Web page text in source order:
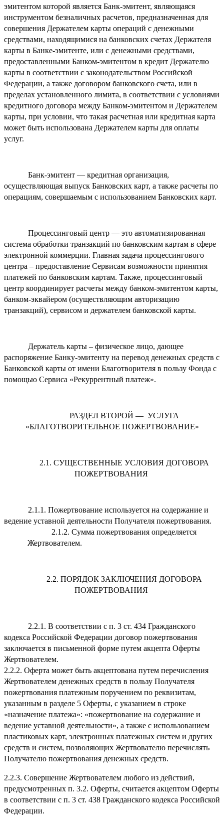
эмитентом которой является Банк-эмитент, являющаяся
инструментом безналичных расчетов, предназначенная для
совершения Держателем карты операций с денежными
средствами, находящимися на банковских счетах Держателя
карты в Банке-эмитенте, или с денежными средствами,
предоставленными Банком-эмитентом в кредит Держателю
карты в соответствии с законодательством Российской
Федерации, а также договором банковского счета, или в
пределах установленного лимита, в соответствии с условиями
кредитного договора между Банком-эмитентом и Держателем
карты, при условии, что такая расчетная или кредитная карта
может быть использована Держателем карты для оплаты
услуг.
Банк-эмитент — кредитная организация,
осуществляющая выпуск Банковских карт, а также расчеты по
операциям, совершаемым с использованием Банковских карт.
Процессинговый центр — это автоматизированная
система обработки транзакций по банковским картам в сфере
электронной коммерции. Главная задача процессингового
центра – предоставление Сервисам возможности принятия
платежей по банковским картам. Также, процессинговый
центр координирует расчеты между банком-эмитентом карты,
банком-эквайером (осуществляющим авторизацию
транзакций), сервисом и держателем банковской карты.
Держатель карты – физическое лицо, дающее
распоряжение Банку-эмитенту на перевод денежных средств с
Банковской карты от имени Благотворителя в пользу Фонда с
помощью Сервиса «Рекуррентный платеж».
РАЗДЕЛ ВТОРОЙ — УСЛУГА
«БЛАГОТВОРИТЕЛЬНОЕ ПОЖЕРТВОВАНИЕ»
2.1. СУЩЕСТВЕННЫЕ УСЛОВИЯ ДОГОВОРА
ПОЖЕРТВОВАНИЯ
2.1.1. Пожертвование используется на содержание и
ведение уставной деятельности Получателя пожертвования.
2.1.2. Сумма пожертвования определяется
Жертвователем.
2.2. ПОРЯДОК ЗАКЛЮЧЕНИЯ ДОГОВОРА
ПОЖЕРТВОВАНИЯ
2.2.1. В соответствии с п. 3 ст. 434 Гражданского
кодекса Российской Федерации договор пожертвования
заключается в письменной форме путем акцепта Оферты
Жертвователем.
2.2.2. Оферта может быть акцептована путем перечисления
Жертвователем денежных средств в пользу Получателя
пожертвования платежным поручением по реквизитам,
указанным в разделе 5 Оферты, с указанием в строке
«назначение платежа»: «пожертвование на содержание и
ведение уставной деятельности», а также с использованием
пластиковых карт, электронных платежных систем и других
средств и систем, позволяющих Жертвователю перечислять
Получателю пожертвования денежных средств.
2.2.3. Совершение Жертвователем любого из действий,
предусмотренных п. 3.2. Оферты, считается акцептом Оферты
в соответствии с п. 3 ст. 438 Гражданского кодекса Российской
Федерации.